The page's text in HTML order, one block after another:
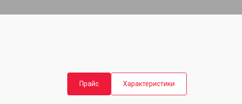
Прайс
Характеристики